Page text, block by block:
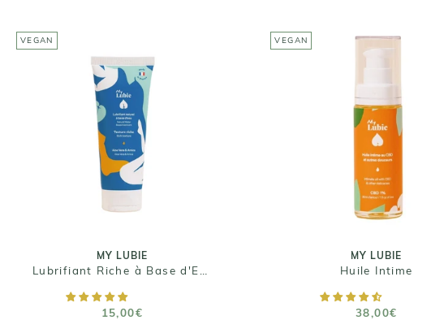
VEGAN
MY LUBIE
15,00€
MY LUBIE
Lubrifiant Riche à Base
d'Eau
15,00€
AJOUTER AU PANIER
VEGAN
MY LUBIE
Huile Intime
38,00€
MY LUBIE
Huile Intime
38,00€
Taille : 30 ml
AJOUTER AU PANIER